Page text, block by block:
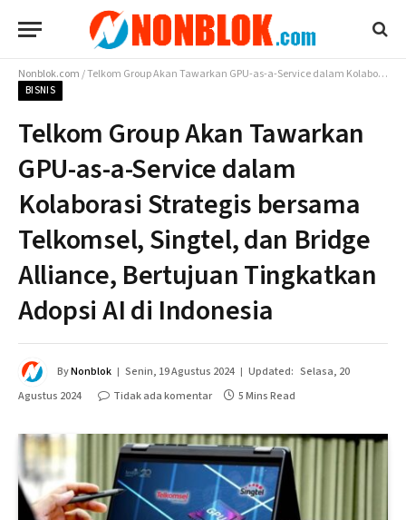
Nonblok.com/Telkom Group Akan Tawarkan GPU-as-a-Service dalam Kolaborasi Strategis bersama Telkomsel, Singtel, dan Bridge Alliance, Bertujuan Tingkatkan Adopsi AI di Indonesia
BISNIS
Telkom Group Akan Tawarkan
GPU-as-a-Service dalam
Kolaborasi Strategis bersama
Telkomsel, Singtel, dan Bridge
Alliance, Bertujuan Tingkatkan
Adopsi AI di Indonesia
ByNonblok Senin, 19 Agustus 2024 Updated: Selasa, 20
Agustus 2024
Tidak ada komentar 5 Mins Read